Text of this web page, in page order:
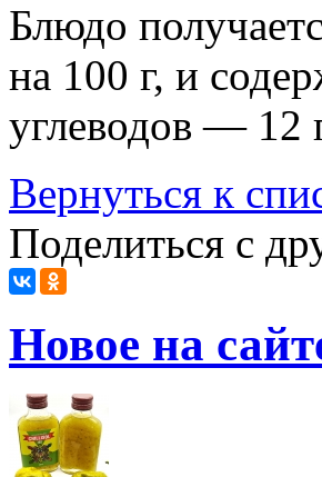
Блюдо
на 100 г, и
углеводов — 12
Вернуться к
Поделиться с
Новое на